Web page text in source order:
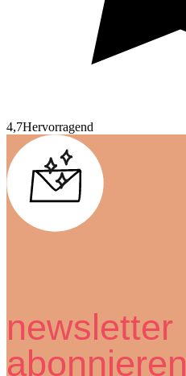
4,7Hervorragend
newsletter
abonnieren